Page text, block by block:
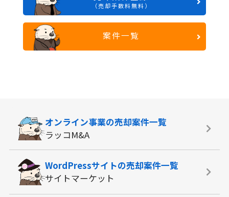
（売却手数料無料）
案件一覧
オンライン事業の売却案件一覧
ラッコM&A
WordPressサイトの売却案件一覧
サイトマーケット